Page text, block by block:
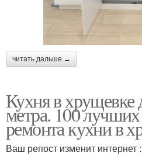
читать дальше →
Кухня в хрущевке
метра. 100
ремонта кухни в
Ваш репост изменит интернет